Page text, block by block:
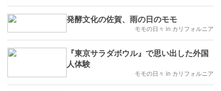
発酵文化の佐賀、雨の日のモモ
モモの日々 in カリフォルニア
『東京サラダボウル』で思い出した外国
人体験
モモの日々 in カリフォルニア